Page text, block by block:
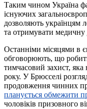
Таким чином Україна
існуючих
дозволяють українцям
та отримувати
Останніми місяцями в
обговорюють, що
тимчасовий захист, яка
року. У Брюсселі
продовження чинних
планується обмежити
чоловіків призовного